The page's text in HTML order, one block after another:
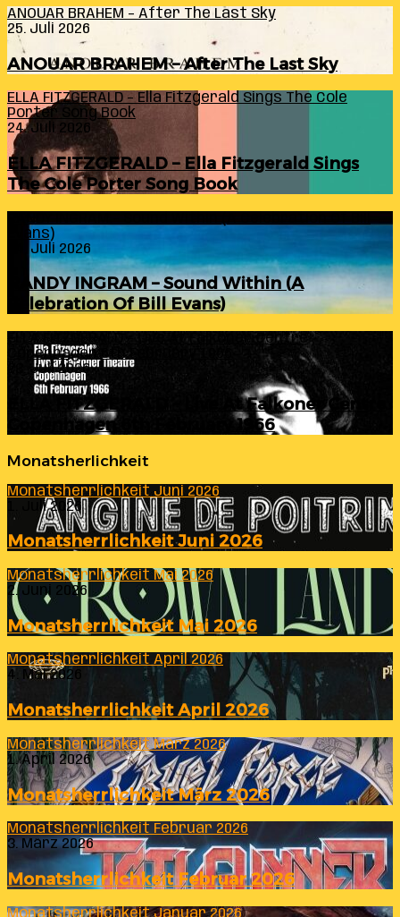
ANOUAR BRAHEM – After The Last Sky
25. Juli 2026
ANOUAR BRAHEM – After The Last Sky
ELLA FITZGERALD – Ella Fitzgerald Sings The Cole
Porter Song Book
24. Juli 2026
ELLA FITZGERALD – Ella Fitzgerald Sings
The Cole Porter Song Book
Evans)
24. Juli 2026
RANDY INGRAM – Sound Within (A
Celebration Of Bill Evans)
ELLA FITZGERALD – Live At Falkoner Centre
Copenhagen 6th February 1966
23. Juli 2026
ELLA FITZGERALD – Live At Falkoner Centre
Copenhagen 6th February 1966
Monatsherlichkeit
Monatsherrlichkeit Juni 2026
1. Juli 2026
Monatsherrlichkeit Juni 2026
Monatsherrlichkeit Mai 2026
2. Juni 2026
Monatsherrlichkeit Mai 2026
Monatsherrlichkeit April 2026
4. Mai 2026
Monatsherrlichkeit April 2026
Monatsherrlichkeit März 2026
1. April 2026
Monatsherrlichkeit März 2026
Monatsherrlichkeit Februar 2026
3. März 2026
Monatsherrlichkeit Februar 2026
Monatsherrlichkeit Januar 2026